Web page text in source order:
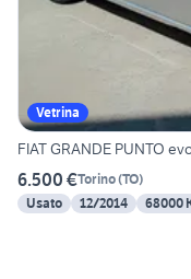
Vetrina
FIAT GRANDE PUNTO
6.500 €Torino(TO)
Usato
12/2014 68000